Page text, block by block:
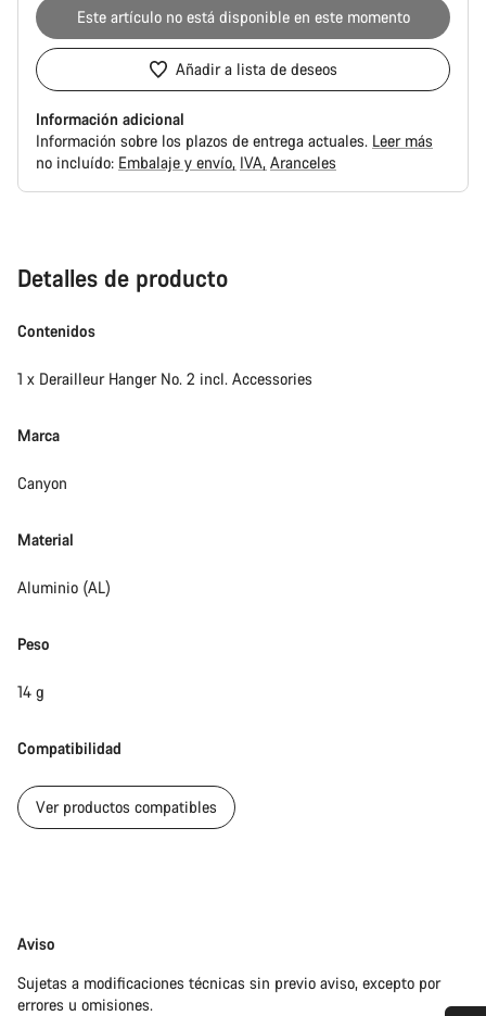
Este artículo no está disponible en este momento
Añadir a lista de deseos
Información adicional
Información sobre los plazos de entrega actuales. Leer más
no incluído: Embalaje y envío IVA Aranceles
Detalles de producto
Contenidos
1 x Derailleur Hanger No. 2 incl. Accessories
Marca
Canyon
Material
Aluminio (AL)
Peso
14 g
Compatibilidad
Ver productos compatibles
Exención
responsabilidades
Aviso
Sujetas a modificaciones técnicas sin previo aviso, excepto por
errores u omisiones.